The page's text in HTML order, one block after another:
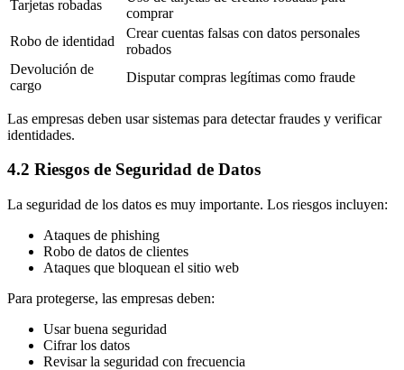
Tarjetas robadas
comprar
Robo de identidad
Crear cuentas falsas con datos personales
robados
Devolución de
cargo
Disputar compras legítimas como fraude
Las empresas deben usar sistemas para detectar fraudes y verificar
identidades.
4.2 Riesgos de Seguridad de Datos
La seguridad de los datos es muy importante. Los riesgos incluyen:
Ataques de phishing
Robo de datos de clientes
Ataques que bloquean el sitio web
Para protegerse, las empresas deben:
Usar buena seguridad
Cifrar los datos
Revisar la seguridad con frecuencia